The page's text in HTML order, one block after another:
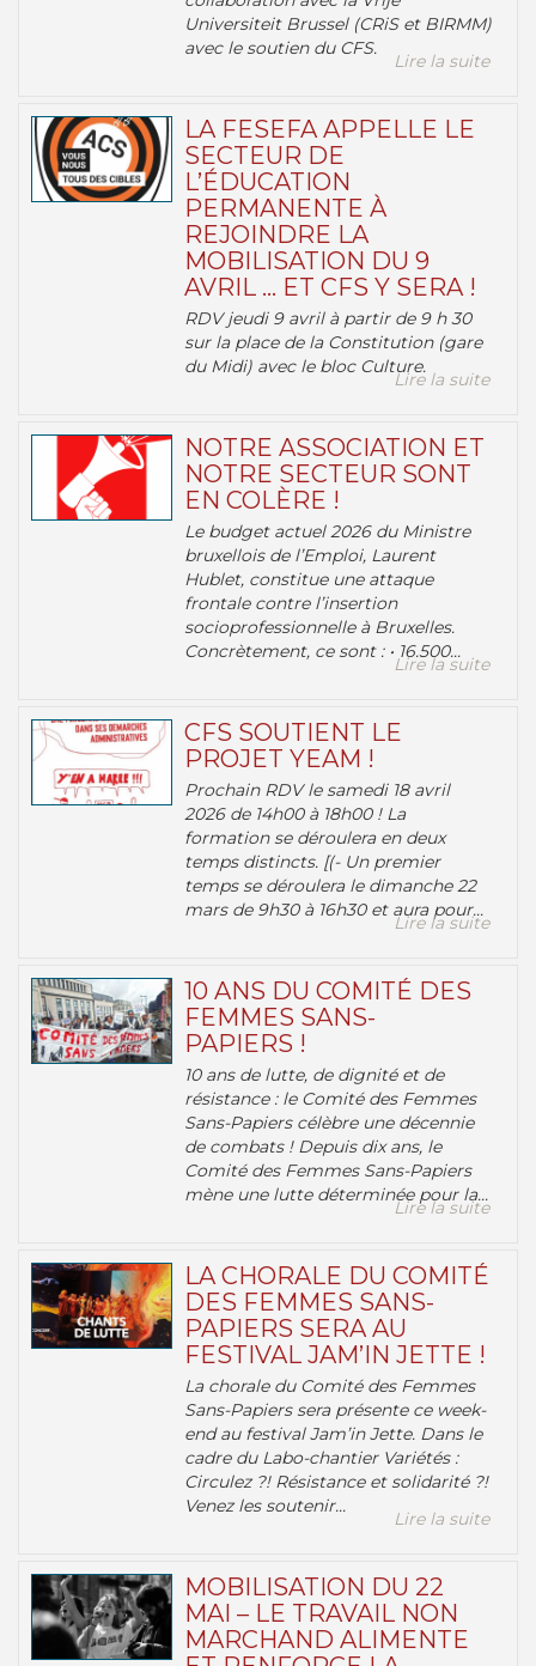
Universiteit Brussel (CRiS et BIRMM)
avec le soutien du CFS.
Lire la suite
LA FESEFA APPELLE LE
SECTEUR DE
L’ÉDUCATION
PERMANENTE À
REJOINDRE LA
MOBILISATION DU 9
AVRIL … ET CFS Y SERA !
RDV jeudi 9 avril à partir de 9 h 30
sur la place de la Constitution (gare
du Midi) avec le bloc Culture.
Lire la suite
NOTRE ASSOCIATION ET
NOTRE SECTEUR SONT
EN COLÈRE !
Le budget actuel 2026 du Ministre
bruxellois de l’Emploi, Laurent
Hublet, constitue une attaque
frontale contre l’insertion
socioprofessionnelle à Bruxelles.
Concrètement, ce sont : • 16.500...
Lire la suite
CFS SOUTIENT LE
PROJET YEAM !
Prochain RDV le samedi 18 avril
2026 de 14h00 à 18h00 ! La
formation se déroulera en deux
temps distincts. [(- Un premier
temps se déroulera le dimanche 22
mars de 9h30 à 16h30 et aura pour...
Lire la suite
10 ANS DU COMITÉ DES
FEMMES SANS-
PAPIERS !
10 ans de lutte, de dignité et de
résistance : le Comité des Femmes
Sans-Papiers célèbre une décennie
de combats ! Depuis dix ans, le
Comité des Femmes Sans-Papiers
mène une lutte déterminée pour la...
Lire la suite
LA CHORALE DU COMITÉ
DES FEMMES SANS-
PAPIERS SERA AU
FESTIVAL JAM’IN JETTE !
La chorale du Comité des Femmes
Sans-Papiers sera présente ce week-
end au festival Jam’in Jette. Dans le
cadre du Labo-chantier Variétés :
Circulez ?! Résistance et solidarité ?!
Venez les soutenir...
Lire la suite
MOBILISATION DU 22
MAI – LE TRAVAIL NON
MARCHAND ALIMENTE